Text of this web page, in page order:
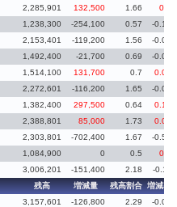
2,285,901 132,500 1.66
0.1
1,238,300 -254,100 0.57
-0.12
2,153,401 -119,200 1.56
-0.09
1,492,400 -21,700 0.69
-0.01
1,514,100 131,700 0.7
0.06
2,272,601 -116,200 1.65
-0.08
1,382,400 297,500 0.64
0.14
2,388,801 85,000 1.73
0.06
2,303,801 -702,400 1.67
-0.51
1,084,900 0 0.5
0.1
3,006,201 -151,400 2.18
-0.11
残高 増減量 残高割合 増減率
3,157,601 -126,800 2.29
-0.09